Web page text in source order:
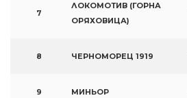
7
ЛОКОМОТИВ (ГОРНА
ОРЯХОВИЦА)
8 ЧЕРНОМОРЕЦ 1919
9 МИНЬОР